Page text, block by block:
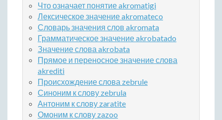
Что означает понятие akromatigi
Лексическое значение akromateco
Словарь значения слов akromata
Грамматическое значение akrobatado
Значение слова akrobata
Прямое и переносное значение слова
akrediti
Происхождение слова zebrule
Синоним к слову zebrula
Антоним к слову zaratite
Омоним к слову zazoo